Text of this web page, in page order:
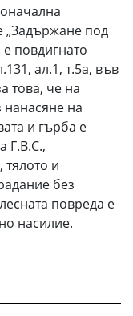
„Задържане под
повдигнато
ал.1, т.5а, във
това, че на
нанасяне на
и гърба е
Г.В.С.,
тялото и
без
повреда е
насилие.